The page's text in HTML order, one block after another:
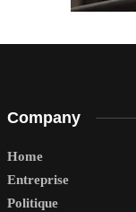
Company
Home
Entreprise
Politique